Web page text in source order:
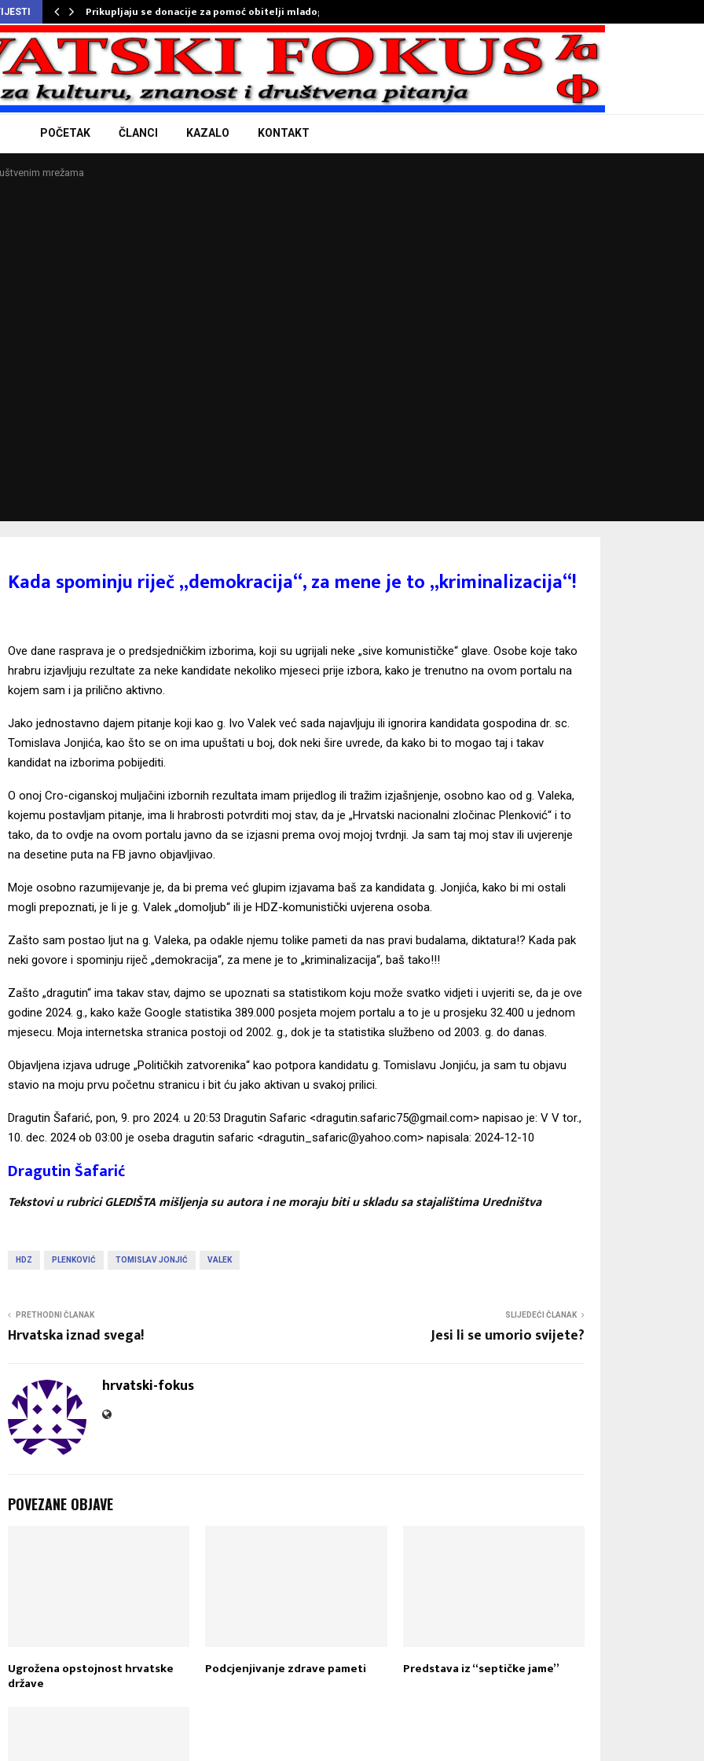
Prikupljaju se donacije za pomoć obitelji mladog…
POČETAK ČLANCI KAZALO KONTAKT
mrežama
Kada spominju riječ „demokracija“, za mene je to „kriminalizacija“!
Ove dane rasprava je o predsjedničkim izborima, koji su ugrijali neke „sive komunističke“ glave. Osobe koje tako
hrabru izjavljuju rezultate za neke kandidate nekoliko mjeseci prije izbora, kako je trenutno na ovom portalu na
kojem sam i ja prilično aktivno.
Jako jednostavno dajem pitanje koji kao g. Ivo Valek već sada najavljuju ili ignorira kandidata gospodina dr. sc.
Tomislava Jonjića, kao što se on ima upuštati u boj, dok neki šire uvrede, da kako bi to mogao taj i takav
kandidat na izborima pobijediti.
O onoj Cro-ciganskoj muljačini izbornih rezultata imam prijedlog ili tražim izjašnjenje, osobno kao od g. Valeka,
kojemu postavljam pitanje, ima li hrabrosti potvrditi moj stav, da je „Hrvatski nacionalni zločinac Plenković“ i to
tako, da to ovdje na ovom portalu javno da se izjasni prema ovoj mojoj tvrdnji. Ja sam taj moj stav ili uvjerenje
na desetine puta na FB javno objavljivao.
Moje osobno razumijevanje je, da bi prema već glupim izjavama baš za kandidata g. Jonjića, kako bi mi ostali
mogli prepoznati, je li je g. Valek „domoljub“ ili je HDZ-komunistički uvjerena osoba.
Zašto sam postao ljut na g. Valeka, pa odakle njemu tolike pameti da nas pravi budalama, diktatura!? Kada pak
neki govore i spominju riječ „demokracija“, za mene je to „kriminalizacija“, baš tako!!!
Zašto „dragutin“ ima takav stav, dajmo se upoznati sa statistikom koju može svatko vidjeti i uvjeriti se, da je ove
godine 2024. g., kako kaže Google statistika 389.000 posjeta mojem portalu a to je u prosjeku 32.400 u jednom
mjesecu. Moja internetska stranica postoji od 2002. g., dok je ta statistika službeno od 2003. g. do danas.
Objavljena izjava udruge „Političkih zatvorenika“ kao potpora kandidatu g. Tomislavu Jonjiću, ja sam tu objavu
stavio na moju prvu početnu stranicu i bit ću jako aktivan u svakoj prilici.
Dragutin Šafarić, pon, 9. pro 2024. u 20:53 Dragutin Safaric <dragutin.safaric75@gmail.com> napisao je: V V tor.,
10. dec. 2024 ob 03:00 je oseba dragutin safaric <dragutin_safaric@yahoo.com> napisala: 2024-12-10
Dragutin Šafarić
Tekstovi u rubrici GLEDIŠTA mišljenja su autora i ne moraju biti u skladu sa stajalištima Uredništva
HDZ PLENKOVIĆ TOMISLAV JONJIĆ VALEK
PRETHODNI ČLANAK
Hrvatska iznad svega!
SLIJEDEĆI ČLANAK
Jesi li se umorio svijete?
hrvatski-fokus
POVEZANE OBJAVE
Ugrožena opstojnost hrvatske
države
Podcjenjivanje zdrave pameti Predstava iz “septičke jame”